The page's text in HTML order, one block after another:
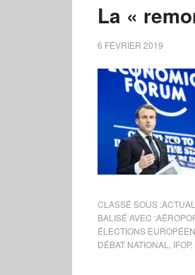
La «
6 FÉVRIER 2019
CLASSÉ SOUS :
BALISÉ AVEC :
ÉLECTIONS
DÉBAT NATIONAL
IFOP,